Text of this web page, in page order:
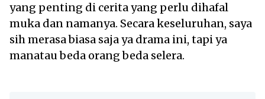
yang penting di cerita yang perlu dihafal
muka dan namanya. Secara keseluruhan, saya
sih merasa biasa saja ya drama ini, tapi ya
manatau beda orang beda selera.